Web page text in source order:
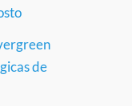
de